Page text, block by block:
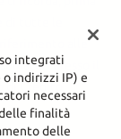
di tutte le
presso il
di Credito
integrati
indirizzi IP) e
necessari
finalità
delle